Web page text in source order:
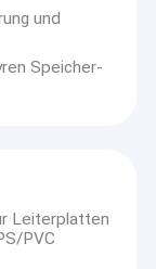
und
Speicher-
Leiterplatten
PVC
der größten
des
so weiter.Es
als Ganzes.